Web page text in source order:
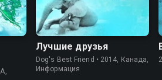
Лучшие друзья
Dog's Best Friend • 2014, Канада,
Информация